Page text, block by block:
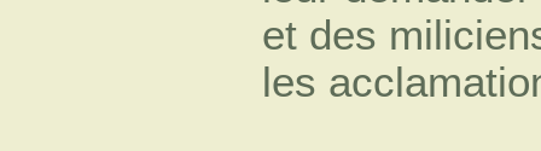
et des
les